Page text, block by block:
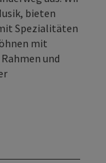
bieten
Spezialitäten
mit
und